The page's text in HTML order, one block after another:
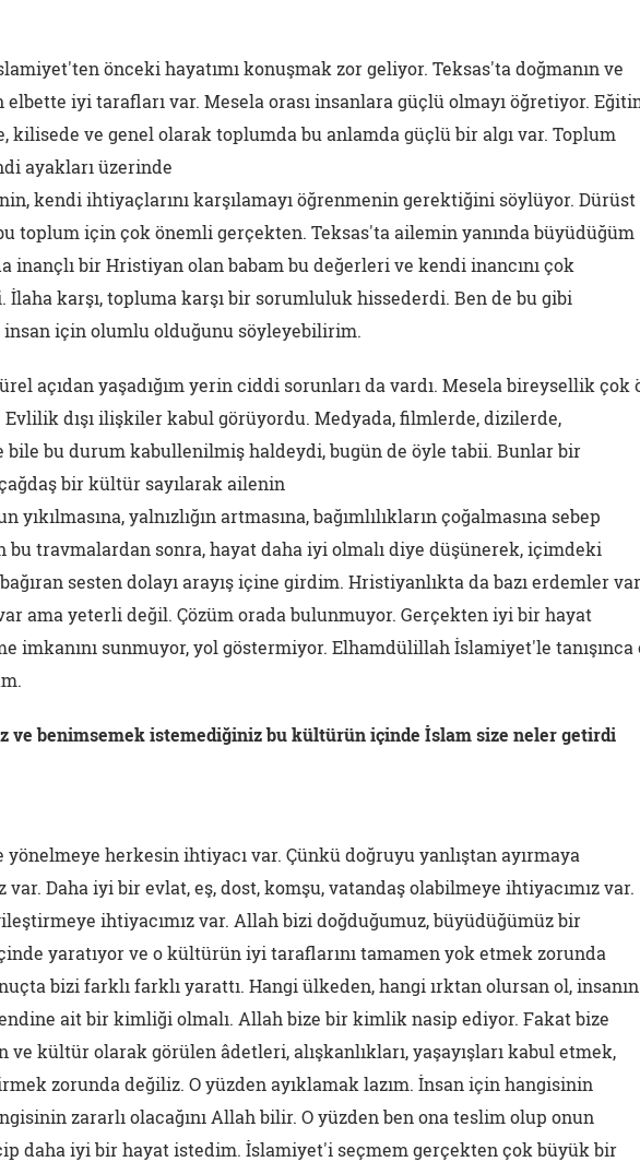
önceki hayatımı konuşmak zor geliyor. Teksas'ta doğmanın ve
elbette iyi tarafları var. Mesela orası insanlara güçlü olmayı öğretiyor.
kilisede ve genel olarak toplumda bu anlamda güçlü bir algı var. Toplum
ayakları üzerinde
kendi ihtiyaçlarını karşılamayı öğrenmenin gerektiğini söylüyor. Dürüst
toplum için çok önemli gerçekten. Teksas'ta ailemin yanında büyüdüğüm
inançlı bir Hristiyan olan babam bu değerleri ve kendi inancını çok
İlaha karşı, topluma karşı bir sorumluluk hissederdi. Ben de bu gibi
için olumlu olduğunu söyleyebilirim.
açıdan yaşadığım yerin ciddi sorunları da vardı. Mesela bireysellik çok
Evlilik dışı ilişkiler kabul görüyordu. Medyada, filmlerde, dizilerde,
bile bu durum kabullenilmiş haldeydi, bugün de öyle tabii. Bunlar bir
bir kültür sayılarak ailenin
yıkılmasına, yalnızlığın artmasına, bağımlılıkların çoğalmasına sebep
bu travmalardan sonra, hayat daha iyi olmalı diye düşünerek, içimdeki
sesten dolayı arayış içine girdim. Hristiyanlıkta da bazı erdemler
ama yeterli değil. Çözüm orada bulunmuyor. Gerçekten iyi bir hayat
imkanını sunmuyor, yol göstermiyor. Elhamdülillah İslamiyet'le tanışınca
ve benimsemek istemediğiniz bu kültürün içinde İslam size neler getirdi
herkesin ihtiyacı var. Çünkü doğruyu yanlıştan ayırmaya
var. Daha iyi bir evlat, eş, dost, komşu, vatandaş olabilmeye ihtiyacımız var.
ihtiyacımız var. Allah bizi doğduğumuz, büyüdüğümüz bir
yaratıyor ve o kültürün iyi taraflarını tamamen yok etmek zorunda
bizi farklı farklı yarattı. Hangi ülkeden, hangi ırktan olursan ol, insanın
ait bir kimliği olmalı. Allah bize bir kimlik nasip ediyor. Fakat bize
ve kültür olarak görülen âdetleri, alışkanlıkları, yaşayışları kabul etmek,
zorunda değiliz. O yüzden ayıklamak lazım. İnsan için hangisinin
zararlı olacağını Allah bilir. O yüzden ben ona teslim olup onun
daha iyi bir hayat istedim. İslamiyet'i seçmem gerçekten çok büyük bir